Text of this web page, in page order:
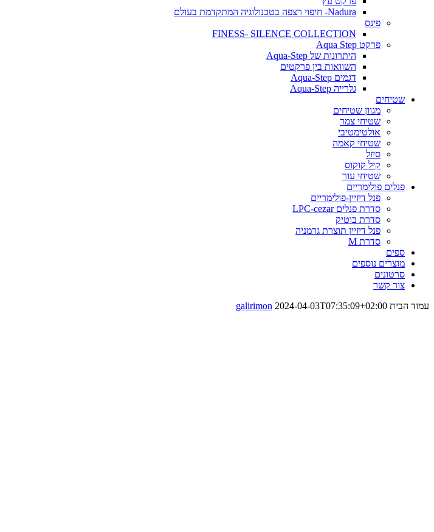
Nadura- חיפוי רצפה בטכנולוגיה המתקדמת בעולם
פינס
FINESS- SILENCE COLLECTION
פרקט Aqua Step
היתרונות של Aqua-Step
השוואות בין פרקטים
דגמים Aqua-Step
גלרייה Aqua-Step
שטיחים
מגוון שטיחים
שטיחי צמר
אולטימטיבי
שטיחי קאמה
סיזל
קיל קוקוס
שטיחי עור
פנלים פולימריים
פנל דיזיין-פולימריים
סדרת פנלים LPC-cezar
סדרת בוטיק
פנל דיזיין תוצרת גרמניה
סדרת M
ספים
מוצרים נוספים
סרטונים
צור קשר
עמוד הבית
galirimon 2024-04-03T07:35:09+02:00